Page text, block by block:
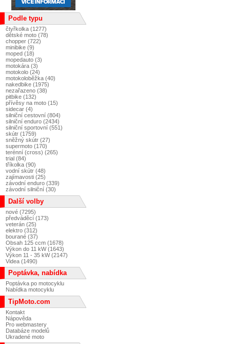
Podle typu
čtyřkolka (1277)
dětské moto (78)
chopper (722)
minibike (9)
moped (18)
mopedauto (3)
motokára (3)
motokolo (24)
motokoloběžka (40)
nakedbike (1975)
nezařazeno (38)
pitbike (132)
přívěsy na moto (15)
sidecar (4)
silniční cestovní (804)
silniční enduro (2434)
silniční sportovní (551)
skútr (1759)
sněžný skútr (27)
supermoto (170)
terénní (cross) (265)
trial (84)
tříkolka (90)
vodní skútr (48)
zajímavosti (25)
závodní enduro (339)
závodní silniční (30)
Další volby
nové (7295)
předváděcí (173)
veterán (25)
elektro (312)
bourané (37)
Obsah 125 ccm (1678)
Výkon do 11 kW (1643)
Výkon 11 - 35 kW (2147)
Videa (1490)
Poptávka, nabídka
Poptávka po motocyklu
Nabídka motocyklu
TipMoto.com
Kontakt
Nápověda
Pro webmastery
Databáze modelů
Ukradené moto